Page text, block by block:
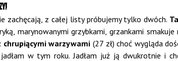
zachęcają, z całej listy próbujemy tylko dwóch.
marynowanymi grzybkami, grzankami
chrupiącymi warzywami (27 zł) choć wygląda
w tym roku. Jadłam już ją dwukrotnie i